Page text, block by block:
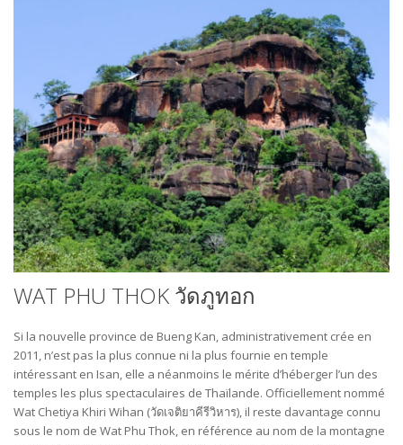
WAT PHU THOK วัดภูทอก
Si la nouvelle province de Bueng Kan, administrativement crée en
2011, n’est pas la plus connue ni la plus fournie en temple
intéressant en Isan, elle a néanmoins le mérite d’héberger l’un des
temples les plus spectaculaires de Thaïlande. Officiellement nommé
Wat Chetiya Khiri Wihan (วัดเจติยาคีรีวิหาร), il reste davantage connu
sous le nom de Wat Phu Thok, en référence au nom de la montagne